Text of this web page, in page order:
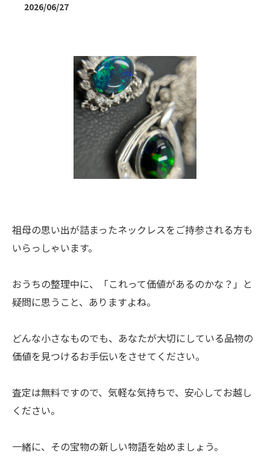
2026/06/27
祖母の思い出が詰まったネックレスをご持参される方も
いらっしゃいます。
おうちの整理中に、「これって価値があるのかな？」と
疑問に思うこと、ありますよね。
どんな小さなものでも、あなたが大切にしている品物の
価値を見つけるお手伝いをさせてください。
査定は無料ですので、気軽な気持ちで、安心してお越し
ください。
一緒に、その宝物の新しい物語を始めましょう。